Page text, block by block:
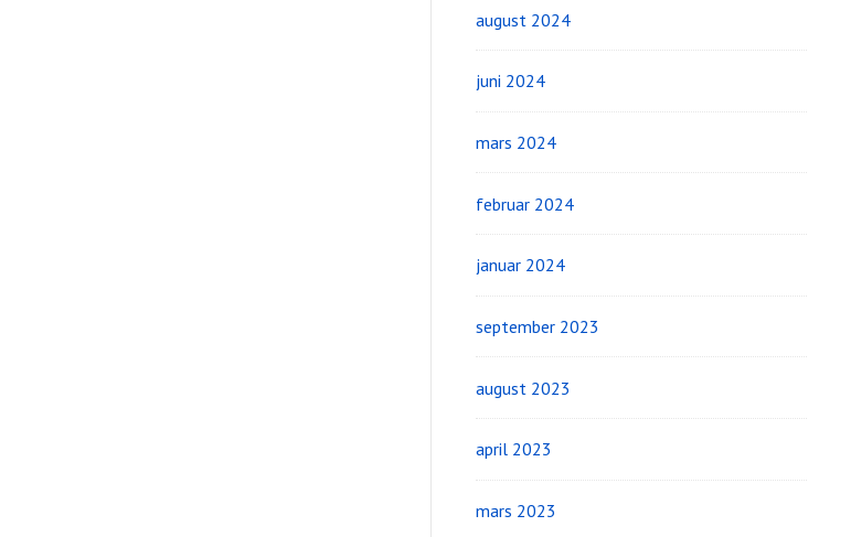
august 2024
juni 2024
mars 2024
februar 2024
januar 2024
september 2023
august 2023
april 2023
mars 2023